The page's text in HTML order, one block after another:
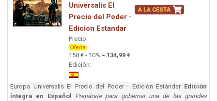
Universalis El
Precio del Poder -
Edicion Estandar
Precio:
150 € - 10% = 134,99 €
Edición:
Europa Universalis El Precio del Poder - Edición Estándar Edición
íntegra en Español Prepárate para gobernar una de las grandes